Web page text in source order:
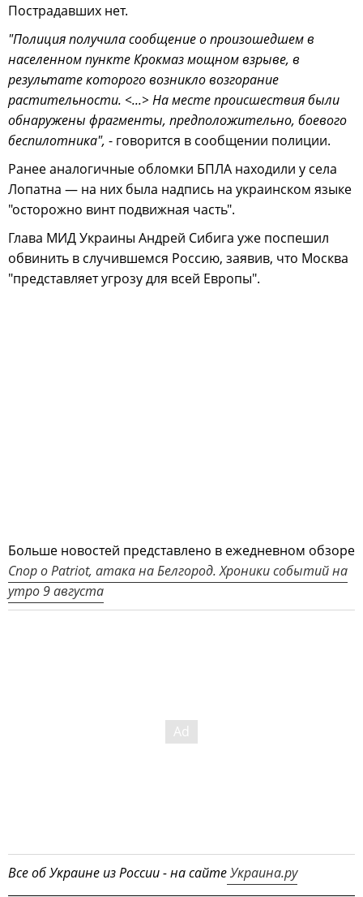
Пострадавших нет.
"Полиция получила сообщение о произошедшем в
населенном пункте Крокмаз мощном взрыве, в
результате которого возникло возгорание
растительности. <...> На месте происшествия были
обнаружены фрагменты, предположительно, боевого
беспилотника", - говорится в сообщении полиции.
Ранее аналогичные обломки БПЛА находили у села
Лопатна — на них была надпись на украинском языке
"осторожно винт подвижная часть".
Глава МИД Украины Андрей Сибига уже поспешил
обвинить в случившемся Россию, заявив, что Москва
"представляет угрозу для всей Европы".
Больше новостей представлено в ежедневном обзоре
Спор о Patriot, атака на Белгород. Хроники событий на
утро 9 августа
Все об Украине из России - на сайтеУкраина.ру